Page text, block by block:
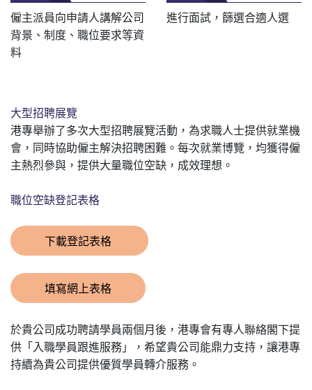
僱主派員向申請人講解公司
背景、制度、職位要求等資
料
進行面試，篩選合適人選
大型招聘展覽
港專舉辦了多次大型招聘展覽活動，為求職人士提供就業機
會，同時協助僱主解決招聘困難。每次就業博覽，均獲得僱
主熱烈參與，提供大量職位空缺，成效理想。
職位空缺登記表格
下載登記表格
填寫網上表格
於貴公司成功聘請學員兩個月後，港專會有專人聯絡閣下提
供「入職學員跟進服務」，希望貴公司能鼎力支持，讓港專
持續為貴公司提供優質學員轉介服務。